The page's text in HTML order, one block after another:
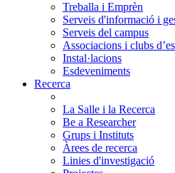
Treballa i Emprèn
Serveis d'informació i
Serveis del campus
Associacions i clubs
Instal·lacions
Esdeveniments
Recerca
La Salle i la Recerca
Be a Researcher
Grups i Instituts
Àrees de recerca
Linies d'investigació